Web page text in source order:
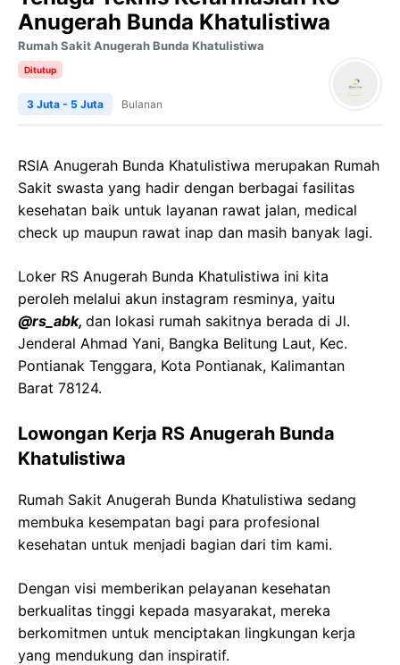
Anugerah Bunda Khatulistiwa
Rumah Sakit Anugerah Bunda Khatulistiwa
Ditutup
3 Juta - 5 Juta Bulanan
RSIA Anugerah Bunda Khatulistiwa merupakan Rumah
Sakit swasta yang hadir dengan berbagai fasilitas
kesehatan baik untuk layanan rawat jalan, medical
check up maupun rawat inap dan masih banyak lagi.
Loker RS Anugerah Bunda Khatulistiwa ini kita
peroleh melalui akun instagram resminya, yaitu
@rs_abk, dan lokasi rumah sakitnya berada di Jl.
Jenderal Ahmad Yani, Bangka Belitung Laut, Kec.
Pontianak Tenggara, Kota Pontianak, Kalimantan
Barat 78124.
Lowongan Kerja RS Anugerah Bunda
Khatulistiwa
Rumah Sakit Anugerah Bunda Khatulistiwa sedang
membuka kesempatan bagi para profesional
kesehatan untuk menjadi bagian dari tim kami.
Dengan visi memberikan pelayanan kesehatan
berkualitas tinggi kepada masyarakat, mereka
berkomitmen untuk menciptakan lingkungan kerja
yang mendukung dan inspiratif.